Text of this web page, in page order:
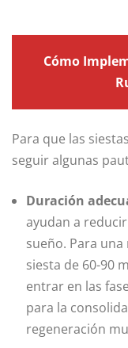
Cómo
Para que las
seguir algunas
Duración
ayudan a
sueño. Para
siesta de 60-90
entrar en las
para la
regeneración